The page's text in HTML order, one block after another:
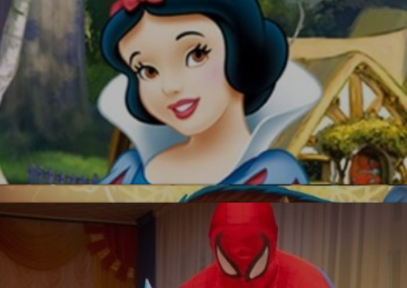
УЗНАТЬ БОЛЬШЕ
Белоснежка
Новинка!
Бесплатная фотосъемка *
УЗНАТЬ БОЛЬШЕ
Красавица и Чудовище